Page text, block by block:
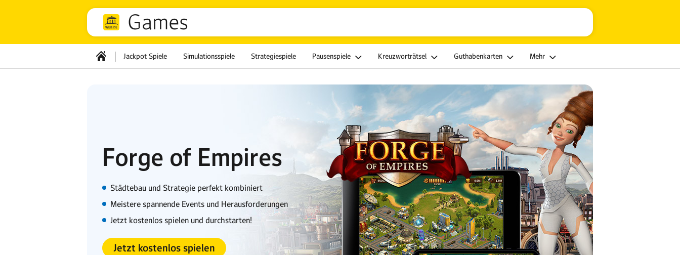
Games
Jackpot Spiele Simulationsspiele Strategiespiele Pausenspiele Kreuzworträtsel Guthabenkarten Mehr
Forge of Empires
Städtebau und Strategie perfekt kombiniert
Meistere spannende Events und Herausforderungen
Jetzt kostenlos spielen und durchstarten!
Jetzt kostenlos spielen